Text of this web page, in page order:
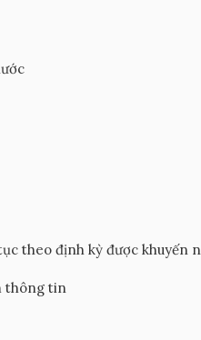
theo định kỳ được khuyến
thông tin